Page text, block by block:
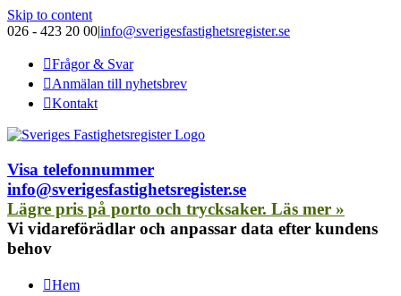
Skip to content
026 - 423 20 00|info@sverigesfastighetsregister.se
Frågor & Svar
Anmälan till nyhetsbrev
Kontakt
Visa telefonnummer
info@sverigesfastighetsregister.se
Lägre pris på porto och trycksaker. Läs mer »
Vi vidareförädlar och anpassar data efter kundens
behov
Hem